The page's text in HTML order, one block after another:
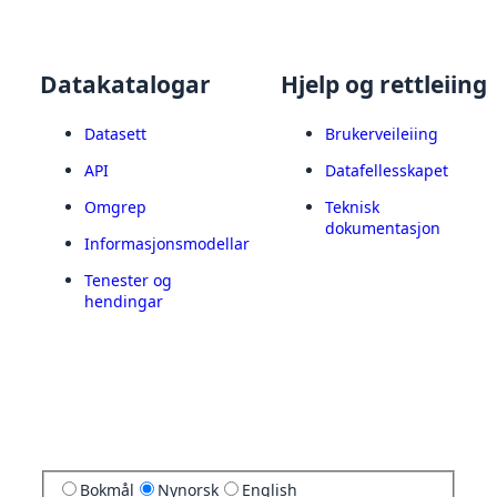
Datakatalogar
Datasett
API
Omgrep
Informasjonsmodellar
Tenester og
hendingar
Hjelp og rettleiing
Brukerveileiing
Datafellesskapet
Teknisk
dokumentasjon
Bokmål Nynorsk English